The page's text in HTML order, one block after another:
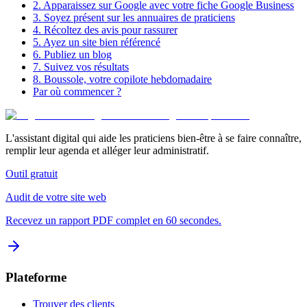
2. Apparaissez sur Google avec votre fiche Google Business
3. Soyez présent sur les annuaires de praticiens
4. Récoltez des avis pour rassurer
5. Ayez un site bien référencé
6. Publiez un blog
7. Suivez vos résultats
8. Boussole, votre copilote hebdomadaire
Par où commencer ?
L'assistant digital qui aide les praticiens bien-être à se faire connaître,
remplir leur agenda et alléger leur administratif.
Outil gratuit
Audit de votre site web
Recevez un rapport PDF complet en 60 secondes.
Plateforme
Trouver des clients